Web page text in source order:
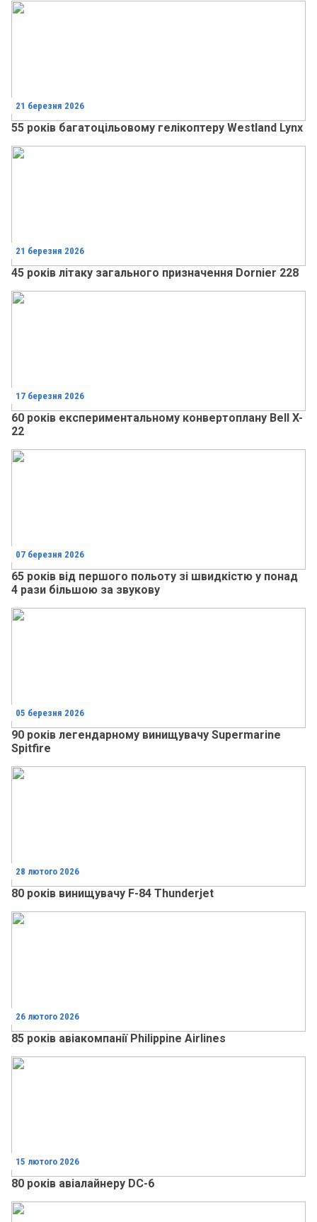
21 березня 2026
55 років багатоцільовому гелікоптеру Westland Lynx
21 березня 2026
45 років літаку загального призначення Dornier 228
17 березня 2026
60 років експериментальному конвертоплану Bell X-
22
07 березня 2026
65 років від першого польоту зі швидкістю у понад
4 рази більшою за звукову
05 березня 2026
90 років легендарному винищувачу Supermarine
Spitfire
28 лютого 2026
80 років винищувачу F-84 Thunderjet
26 лютого 2026
85 років авіакомпанії Philippine Airlines
15 лютого 2026
80 років авіалайнеру DC-6